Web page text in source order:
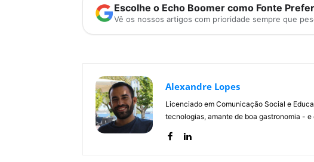
Escolhe o Echo Boomer como Fonte
Vê os nossos artigos com prioridade sempre que
Alexandre Lopes
Licenciado em Comunicação Social e
tecnologias, amante de boa gastronomia -